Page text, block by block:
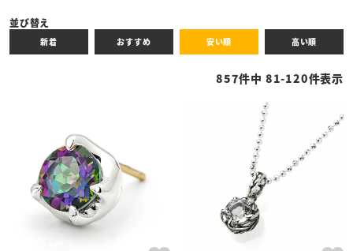
全ての商品
セール商品
カテゴリ
並び替え
新着 おすすめ 安い順 高い順
857件中 81-120件表示